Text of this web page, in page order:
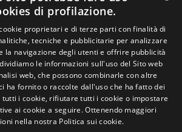
Politiche sulla privacy
Politica sui cookie
generali di vendita
Gestire i cookie
Contatto
de los Huertos, S/N. Apdo 100 .
Casetas (Zaragoza) Spagna
SPANISH
ENGLISH
ITALIAN
PORTUGUESE
di profilazione.
cookie proprietari e di terze parti con finalità di
tecniche e pubblicitarie per analizzare
la navigazione degli utenti e offrire pubblicità
le informazioni sull'uso del Sito web
web, che possono combinarle con altre
ha fornito o raccolte dall'uso che ha fatto dei
tutti i cookie, rifiutare tutti i cookie o impostare
ai cookie a seguire. Ottenendo maggiori
nella nostra Politica sui cookie.